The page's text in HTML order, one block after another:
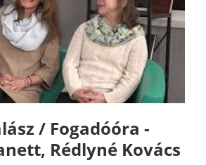
/ Fogadóóra -
Rédlyné Kovács